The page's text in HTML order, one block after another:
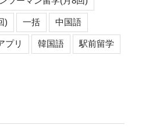
) 一括 中国語
プリ 韓国語 駅前留学